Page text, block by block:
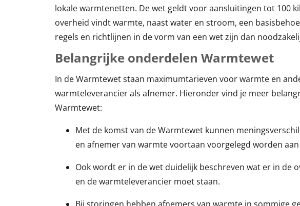
lokale warmtenetten. De wet geldt voor aansluitingen tot 100
overheid vindt warmte, naast water en stroom, een
regels en richtlijnen in de vorm van een wet zijn dan
Belangrijke onderdelen Warmtewet
In de Warmtewet staan maximumtarieven voor warmte en
warmteleverancier als afnemer. Hieronder vind je meer
Warmtewet:
Met de komst van de Warmtewet kunnen
en afnemer van warmte voortaan voorgelegd worden
Ook wordt er in de wet duidelijk beschreven wat er in de
en de warmteleverancier moet staan.